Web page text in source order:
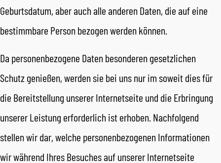
Geburtsdatum, aber auch alle anderen Daten, die auf eine
bestimmbare Person bezogen werden können.
Da personenbezogene Daten besonderen gesetzlichen
Schutz genießen, werden sie bei uns nur im soweit dies für
die Bereitstellung unserer Internetseite und die Erbringung
unserer Leistung erforderlich ist erhoben. Nachfolgend
stellen wir dar, welche personenbezogenen Informationen
wir während Ihres Besuches auf unserer Internetseite